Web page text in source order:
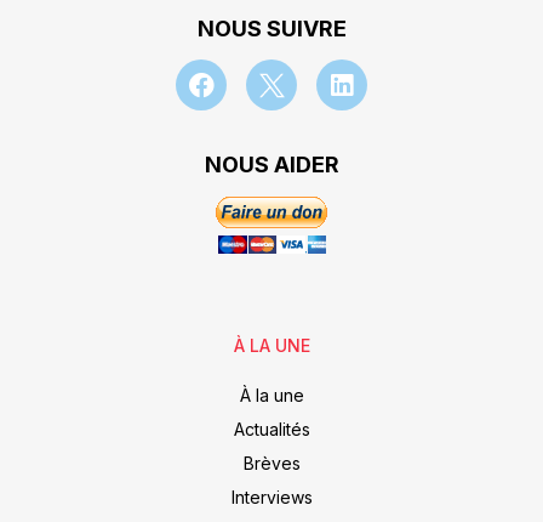
NOUS SUIVRE
NOUS AIDER
À LA UNE
À la une
Actualités
Brèves
Interviews